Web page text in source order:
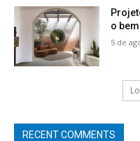
o
5 de
RECENT COMMENTS